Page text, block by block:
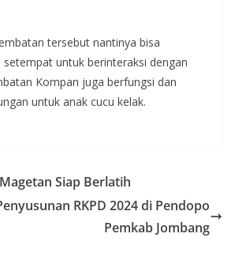
tersebut nantinya bisa
untuk berinteraksi dengan
Kompan juga berfungsi dan
untuk anak cucu kelak.
Siap Berlatih
RKPD 2024 di Pendopo
Pemkab Jombang